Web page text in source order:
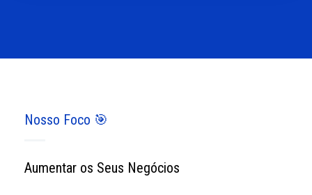
Nosso Foco 🎯
Aumentar os Seus Negócios